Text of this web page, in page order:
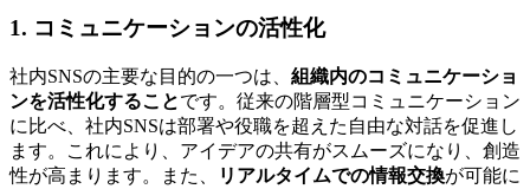
1. コミュニケーションの活性化
社内SNSの主要な目的の一つは、 組織内のコミュニケーショ
ンを活性化することです。従来の階層型コミュニケーション
に比べ、社内SNSは部署や役職を超えた自由な対話を促進し
ます。これにより、アイデアの共有がスムーズになり、創造
性が高まります。また、
リアルタイムでの情報交換が可能に